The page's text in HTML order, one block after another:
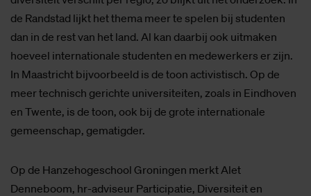
de Randstad lijkt het thema meer te spelen bij studenten
dan in de rest van het land. Al kan daarbij ook uitmaken
hoeveel internationale studenten en medewerkers er zijn.
In Maastricht bijvoorbeeld is de toon activistisch. Op de
meer technisch gerichte universiteiten, zoals in Eindhoven
en Twente, is de toon, ook bij de grote internationale
gemeenschap, gematigder.
Op de Hanzehogeschool Groningen merkt Alet
Denneboom, hr-adviseur Participatie, Diversiteit en